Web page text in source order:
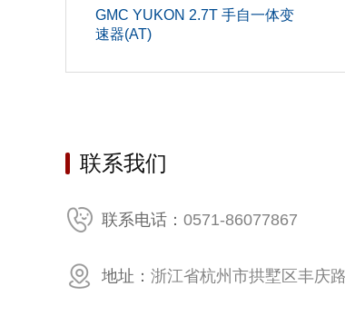
GMC YUKON 2.7T 手自一体变
速器(AT)
联系我们
联系电话： 0571-86077867
地址： 浙江省杭州市拱墅区丰庆